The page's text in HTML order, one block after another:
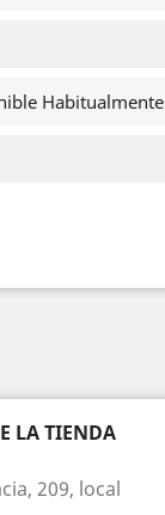
Habitualmente
LA TIENDA
209, local